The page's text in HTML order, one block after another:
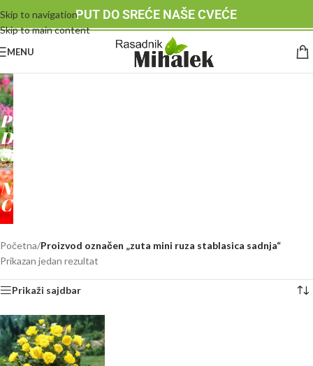
Skip to navigation
Skip to main content
PUT DO SREĆE NAŠE CVEĆE
MENU
RASADNIK
MIHALEK
PUT
DO
SREĆE
-
NAŠE
CVEĆE
Početna/Proizvod označen „zuta mini ruza stablasica sadnja“
Prikazan jedan rezultat
Prikaži sajdbar